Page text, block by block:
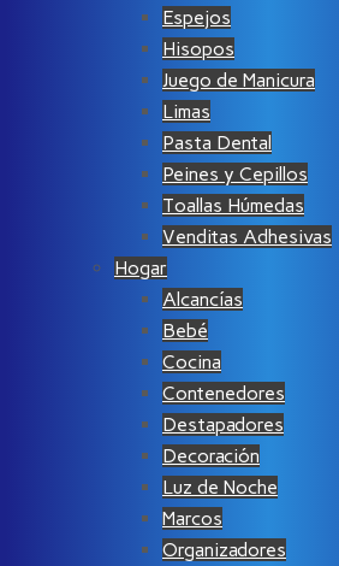
Espejos
Hisopos
Juego de Manicura
Limas
Pasta Dental
Peines y Cepillos
Toallas Húmedas
Venditas Adhesivas
Hogar
Alcancías
Bebé
Cocina
Contenedores
Destapadores
Decoración
Luz de Noche
Marcos
Organizadores